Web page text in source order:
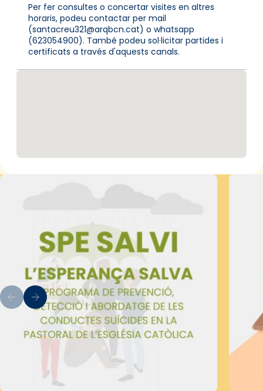
Per fer consultes o concertar visites en altres
horaris, podeu contactar per mail
(santacreu321@arqbcn.cat) o whatsapp
(623054900). També podeu sol·licitar partides i
certificats a través d'aquests canals.